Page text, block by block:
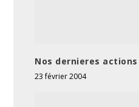
Nos dernieres actions
23 février 2004